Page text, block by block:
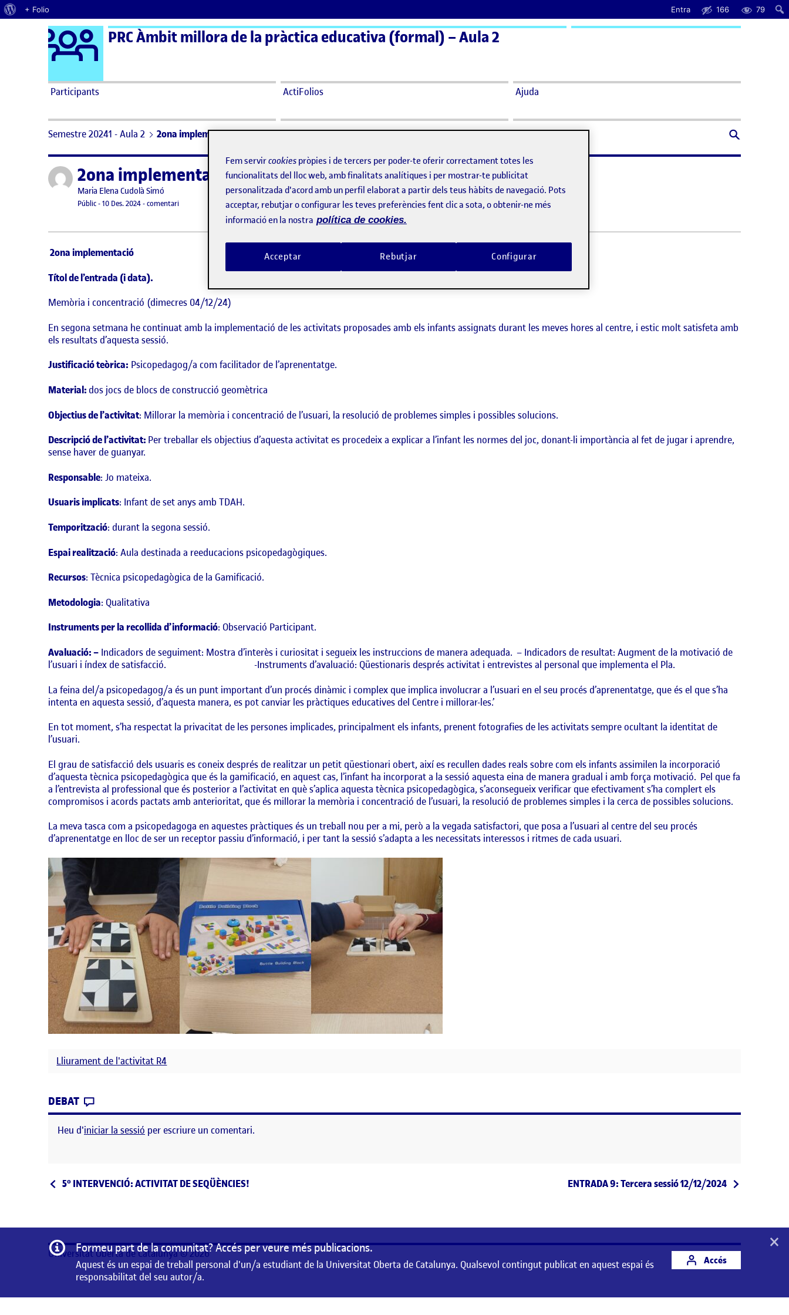
Quant al WordPress
+ Folio Entra 166 79
Saltar al contingut Logo Ágora
PRC Àmbit millora de la pràctica educativa (formal) – Aula 2
Participants ActiFolios Ajuda
Semestre 20241 - Aula 2 2ona implementació en el centre Guia i Educa
Publicat per2ona implementació en el centre Guia i Educa
Publicat per
Maria Elena Cudolà Simó
Visibilitat:
Públic-Data de publicació
10 Des. 2024-comentariel 2ona implementació en el centre Guia i Educa
2ona implementació
Títol de l’entrada (i data).
Memòria i concentració (dimecres 04/12/24)
En segona setmana he continuat amb la implementació de les activitats proposades amb els infants assignats durant les meves hores al centre, i estic molt satisfeta amb
els resultats d’aquesta sessió.
Justificació teòrica: Psicopedagog/a com facilitador de l’aprenentatge.
Material: dos jocs de blocs de construcció geomètrica
Objectius de l’activitat: Millorar la memòria i concentració de l’usuari, la resolució de problemes simples i possibles solucions.
Descripció de l’activitat: Per treballar els objectius d’aquesta activitat es procedeix a explicar a l’infant les normes del joc, donant-li importància al fet de jugar i aprendre,
sense haver de guanyar.
Responsable: Jo mateixa.
Usuaris implicats: Infant de set anys amb TDAH.
Temporització: durant la segona sessió.
Espai realització: Aula destinada a reeducacions psicopedagògiques.
Recursos: Tècnica psicopedagògica de la Gamificació.
Metodologia: Qualitativa
Instruments per la recollida d’informació: Observació Participant.
Avaluació: – Indicadors de seguiment: Mostra d’interès i curiositat i segueix les instruccions de manera adequada. – Indicadors de resultat: Augment de la motivació de
l’usuari i índex de satisfacció.
-Instruments d’avaluació: Qüestionaris després activitat i entrevistes al personal que implementa el Pla.
La feina del/a psicopedagog/a és un punt important d’un procés dinàmic i complex que implica involucrar a l’usuari en el seu procés d’aprenentatge, que és el que s’ha
intenta en aquesta sessió, d’aquesta manera, es pot canviar les pràctiques educatives del Centre i millorar-les.’
En tot moment, s’ha respectat la privacitat de les persones implicades, principalment els infants, prenent fotografies de les activitats sempre ocultant la identitat de
l’usuari.
El grau de satisfacció dels usuaris es coneix després de realitzar un petit qüestionari obert, així es recullen dades reals sobre com els infants assimilen la incorporació
d’aquesta tècnica psicopedagògica que és la gamificació, en aquest cas, l’infant ha incorporat a la sessió aquesta eina de manera gradual i amb força motivació. Pel que fa
a l’entrevista al professional que és posterior a l’activitat en què s’aplica aquesta tècnica psicopedagògica, s’aconsegueix verificar que efectivament s’ha complert els
compromisos i acords pactats amb anterioritat, que és millorar la memòria i concentració de l’usuari, la resolució de problemes simples i la cerca de possibles solucions.
La meva tasca com a psicopedagoga en aquestes pràctiques és un treball nou per a mi, però a la vegada satisfactori, que posa a l’usuari al centre del seu procés
d’aprenentatge en lloc de ser un receptor passiu d’informació, i per tant la sessió s’adapta a les necessitats interessos i ritmes de cada usuari.
Lliurament de l'activitat R4
DEBAT
Heu d'iniciar la sessió per escriure un comentari.
Navegació d'entrades
Entrada anterior
5º INTERVENCIÓ: ACTIVITAT DE SEQÜÈNCIES! Entrada següent
ENTRADA 9: Tercera sessió 12/12/2024
Informació
Formeu part de la comunitat? Accés per veure més publicacions.
Aquest és un espai de treball personal d'un/a estudiant de la Universitat Oberta de Catalunya. Qualsevol contingut publicat en aquest espai és
responsabilitat del seu autor/a.
Accés
×
Universitat Oberta de Catalunya © 2026
Fem servircookies pròpies i de tercers per poder-te oferir correctament totes les
funcionalitats del lloc web, amb finalitats analítiques i per mostrar-te publicitat
personalitzada d'acord amb un perfil elaborat a partir dels teus hàbits de navegació. Pots
acceptar, rebutjar o configurar les teves preferències fent clic a sota, o obtenir-ne més
informació en la nostra política de cookies.
Rebutjar
Acceptar Configurar